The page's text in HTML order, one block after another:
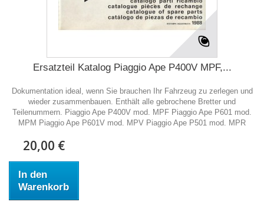
Ersatzteil Katalog Piaggio Ape P400V MPF,...
Dokumentation ideal, wenn Sie brauchen Ihr Fahrzeug zu zerlegen und
wieder zusammenbauen. Enthält alle gebrochene Bretter und
Teilenummern. Piaggio Ape P400V mod. MPF Piaggio Ape P601 mod.
MPM Piaggio Ape P601V mod. MPV Piaggio Ape P501 mod. MPR
20,00 €
In den
Warenkorb